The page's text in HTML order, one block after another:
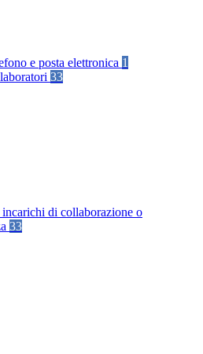
e posta elettronica 1
33
di collaborazione o
33